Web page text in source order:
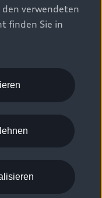
verwendeten
finden Sie in